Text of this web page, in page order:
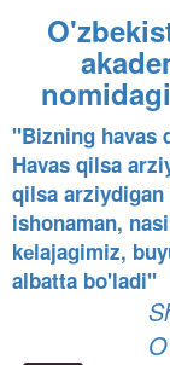
"Bizning havas
Havas qilsa
qilsa
ishonaman,
kеlajagimiz,
albatta bo'ladi"